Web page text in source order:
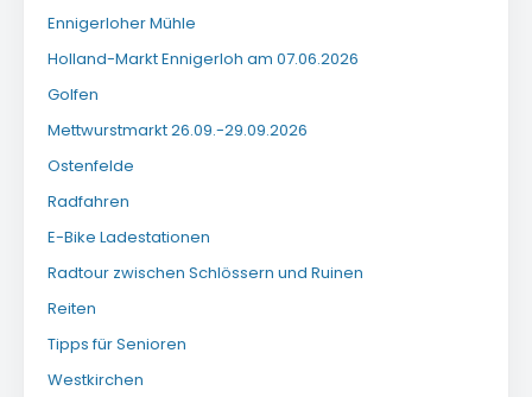
Ennigerloher Mühle
Holland-Markt Ennigerloh am 07.06.2026
Golfen
Mettwurstmarkt 26.09.-29.09.2026
Ostenfelde
Radfahren
E-Bike Ladestationen
Radtour zwischen Schlössern und Ruinen
Reiten
Tipps für Senioren
Westkirchen